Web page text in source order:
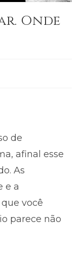
Onde
de
afinal esse
As
e a
você
parece não